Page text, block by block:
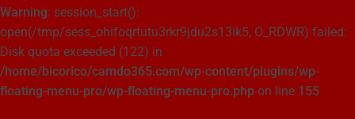
Warning: session_start():
open(/tmp/sess_ohifoqrtutu3rkr9jdu2s13ik5, O_RDWR) failed:
Disk quota exceeded (122) in
/home/bicorico/camdo365.com/wp-content/plugins/wp-
floating-menu-pro/wp-floating-menu-pro.php on line 155